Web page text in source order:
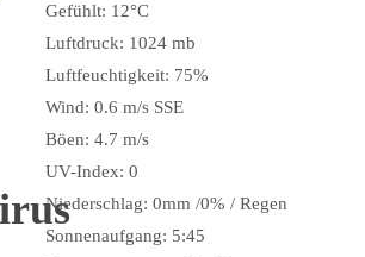
Gefühlt: 12°C
Luftdruck: 1024 mb
Luftfeuchtigkeit: 75%
Wind: 0.6 m/s SSE
Böen: 4.7 m/s
UV-Index: 0
Niederschlag: 0mm /0% / Regen
Sonnenaufgang: 5:45